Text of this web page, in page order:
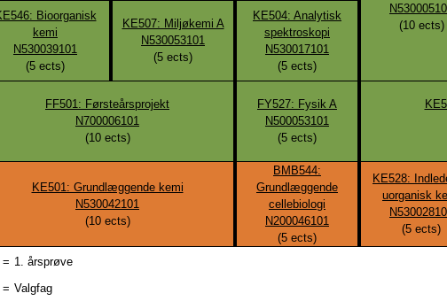
(10ects)
Bioorganisk
kemi
N530039101
(5 ects)
KE507: Miljøkemi A
N530053101
(5 ects)
KE504: Analytisk
spektroskopi
N530017101
(5 ects)
FF501: Førsteårsprojekt
N700006101
(10ects)
FY527: Fysik A
N500053101
(5 ects)
KE501: Grundlæggende kemi
N530042101
(10ects)
BMB544:
Grundlæggende
cellebiologi
N200046101
(5 ects)
KE528:
uorganisk
(5 ects)
= 1. årsprøve
= Valgfag